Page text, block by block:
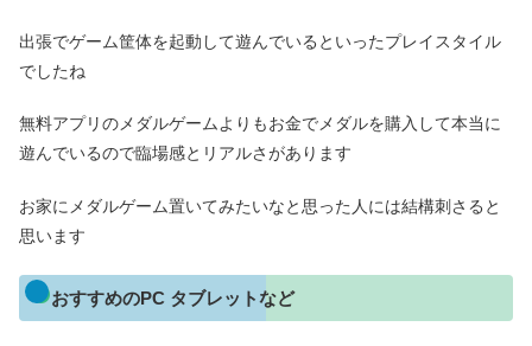
出張でゲーム筐体を起動して遊んでいるといったプレイスタイル
でしたね
無料アプリのメダルゲームよりもお金でメダルを購入して本当に
遊んでいるので臨場感とリアルさがあります
お家にメダルゲーム置いてみたいなと思った人には結構刺さると
思います
おすすめのPC タブレットなど